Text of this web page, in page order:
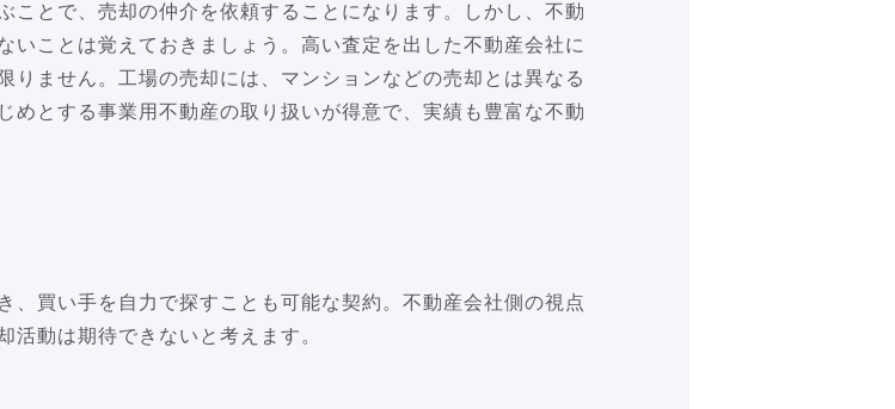
ことで、売却の仲介を依頼することになります。しかし、不動
いことは覚えておきましょう。高い査定を出した不動産会社に
りません。工場の売却には、マンションなどの売却とは異なる
めとする事業用不動産の取り扱いが得意で、実績も豊富な不動
、買い手を自力で探すことも可能な契約。不動産会社側の視点
活動は期待できないと考えます。